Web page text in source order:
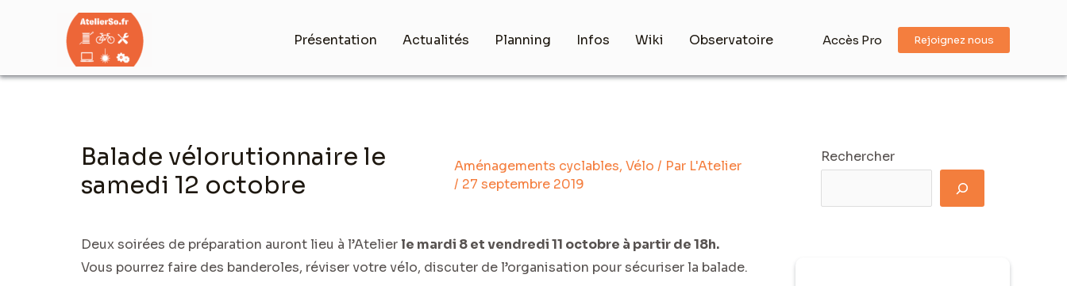
Présentation Actualités Planning Infos Wiki Observatoire Accès Pro Rejoignez nous
Balade vélorutionnaire le
samedi 12 octobre
Aménagements cyclables,Vélo / Par L'Atelier
/ 27 septembre 2019
Deux soirées de préparation auront lieu à l’Atelier le mardi 8 et vendredi 11 octobre à partir de 18h.
Vous pourrez faire des banderoles, réviser votre vélo, discuter de l’organisation pour sécuriser la balade.
Rechercher